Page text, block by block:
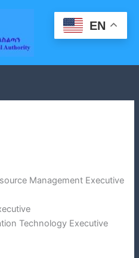
Management Executive
Technology Executive
EN